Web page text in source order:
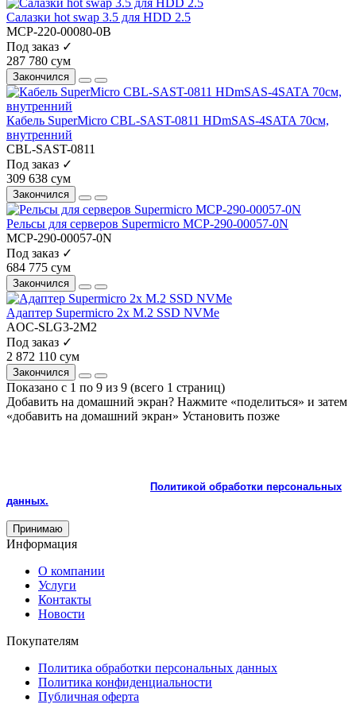
Салазки hot swap 3.5 для HDD 2.5
MCP-220-00080-0B
Под заказ ✓
287 780 сум
Закончился
Кабель SuperMicro CBL-SAST-0811 HDmSAS-4SATA 70см,
внутренний
CBL-SAST-0811
Под заказ ✓
309 638 сум
Закончился
Рельсы для серверов Supermicro MCP-290-00057-0N
MCP-290-00057-0N
Под заказ ✓
684 775 сум
Закончился
Адаптер Supermicro 2x M.2 SSD NVMe
AOC-SLG3-2M2
Под заказ ✓
2 872 110 сум
Закончился
Показано с 1 по 9 из 9 (всего 1 страниц)
Добавить на домашний экран? Нажмите «поделиться» и затем
«добавить на домашний экран» Установить позже
Политикой обработки персональных
данных.
Принимаю
Информация
О компании
Услуги
Контакты
Новости
Покупателям
Политика обработки персональных данных
Политика конфиденциальности
Публичная оферта